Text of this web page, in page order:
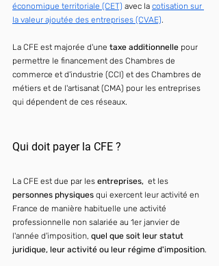
économique territoriale (CET) avec la cotisation sur
la valeur ajoutée des entreprises (CVAE)
La CFE est majorée d'une taxe additionnelle pour
permettre le financement des Chambres de
commerce et d'industrie (CCI) et des Chambres de
métiers et de l'artisanat (CMA) pour les entreprises
qui dépendent de ces réseaux.
Qui doit payer la CFE ?
La CFE est due par les entreprises, et les
personnes physiques qui exercent leur activité en
France de manière habituelle une activité
professionnelle non salariée au 1er janvier de
l'année d'imposition, quel que soit leur statut
juridique, leur activité ou leur régime d'imposition